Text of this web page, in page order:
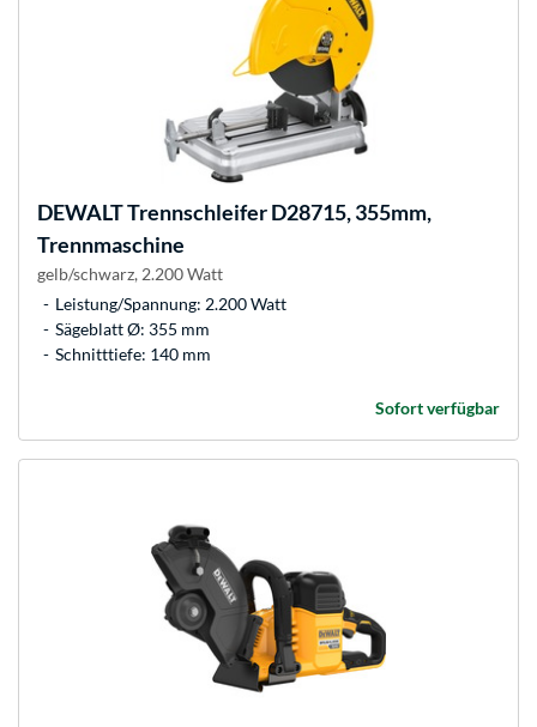
DEWALTTrennschleifer D28715, 355mm,
Trennmaschine
gelb/schwarz, 2.200 Watt
Leistung/Spannung: 2.200 Watt
Sägeblatt Ø: 355 mm
Schnitttiefe: 140 mm
Sofort verfügbar